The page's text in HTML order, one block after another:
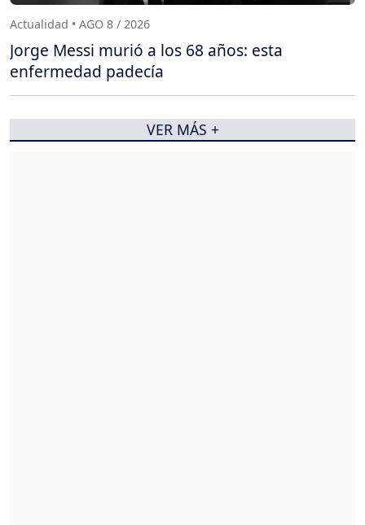
Actualidad • AGO 8 / 2026
Jorge Messi murió a los 68 años: esta
enfermedad padecía
VER MÁS +